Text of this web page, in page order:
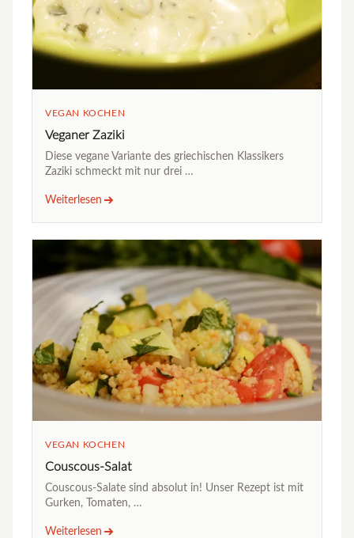
VEGAN KOCHEN
Veganer Zaziki
Diese vegane Variante des griechischen Klassikers
Zaziki schmeckt mit nur drei …
Weiterlesen
VEGAN KOCHEN
Couscous-Salat
Couscous-Salate sind absolut in! Unser Rezept ist mit
Gurken, Tomaten, …
Weiterlesen